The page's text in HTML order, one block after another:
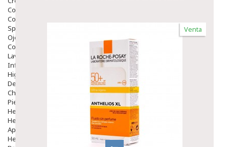
Comprimidos
Colirios
Sprays
Ojos Y Oidos
Congestión
Lavado Ojos
Inflamación Del Oido (otitis)
Higiene Oido
Deshabituación Tabaquismo
Chicles
Piel
Herpes Y Hongos
Heridas Y úlceras
Aparato Genital
Hemorroides
Venta